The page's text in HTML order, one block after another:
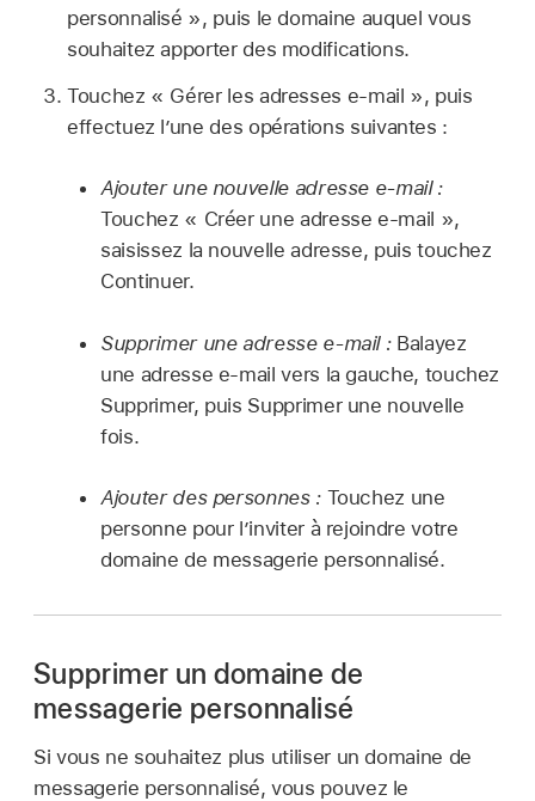
personnalisé », puis le domaine auquel vous
souhaitez apporter des modifications.
Touchez « Gérer les adresses e-mail », puis
effectuez l’une des opérations suivantes :
Ajouter une nouvelle adresse e-mail :
Touchez « Créer une adresse e-mail »,
saisissez la nouvelle adresse, puis touchez
Continuer.
Supprimer une adresse e-mail :Balayez
une adresse e-mail vers la gauche, touchez
Supprimer, puis Supprimer une nouvelle
fois.
Ajouter des personnes :Touchez une
personne pour l’inviter à rejoindre votre
domaine de messagerie personnalisé.
Supprimer un domaine de
messagerie personnalisé
Si vous ne souhaitez plus utiliser un domaine de
messagerie personnalisé, vous pouvez le